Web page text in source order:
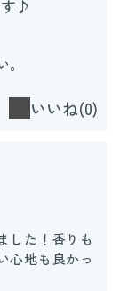
♪
いいね(0)
した！香りも
心地も良かっ